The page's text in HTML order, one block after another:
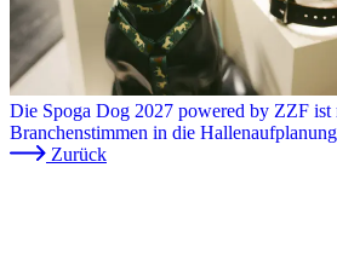
Die Spoga Dog 2027 powered by ZZF ist
Branchenstimmen in die
Zurück